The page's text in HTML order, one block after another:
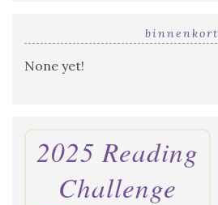
binnenkort
None yet!
2025 Reading
Challenge